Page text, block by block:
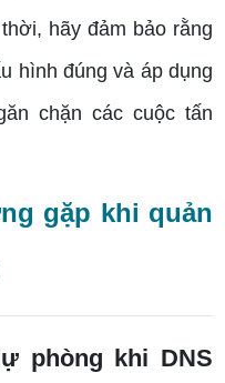
hãy đảm bảo rằng
hình đúng và áp dụng
chặn các cuộc tấn
gặp khi quản
phòng khi DNS